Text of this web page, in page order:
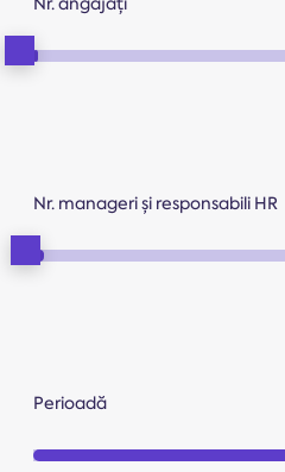
Nr. manageri și responsabili HR
Perioadă